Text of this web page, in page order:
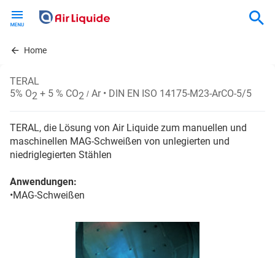
contentHome
TERAL
5% O2 + 5 % CO2 / Ar • DIN EN ISO 14175-M23-ArCO-5/5
TERAL, die Lösung von Air Liquide zum manuellen und
maschinellen MAG-Schweißen von unlegierten und
niedriglegierten Stählen
Anwendungen:
•MAG-Schweißen